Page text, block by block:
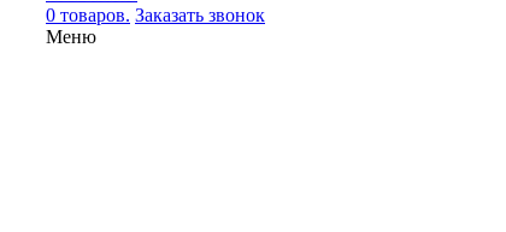
0 товаров. Заказать звонок
Меню